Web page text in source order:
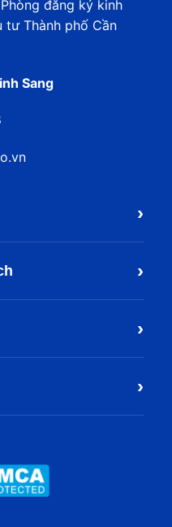
đăng ký kinh
tư Thành phố Cần
Sang
›
›
›
›